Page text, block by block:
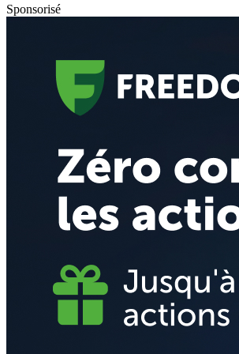
Sponsorisé